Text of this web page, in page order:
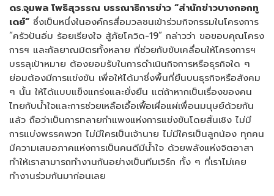
ดร.จุมพล โพธิสุวรรณ บรรณาธิการข่าว “สำนักข่าวบางกอกทู
เดย์” ซึ่งเป็นหนึ่งในองค์กรสื่อมวลชนเข้าร่วมกิจกรรมในโครงการ
“ครัวปันอิ่ม ร้อยเรียงใจ สู้ภัยโควิด-19” กล่าวว่า ขอขอบคุณโครง
การฯ และกัลยาณมิตรทั้งหลาย ที่ช่วยกับขับเคลื่อนให้โครงการฯ
บรรลุเป้าหมาย ต้องยอมรับในการดำเนินกิจการหรือธุรกิจใด ๆ
ย่อมต้องมีการแข่งขัน เพื่อให้ได้มาซึ่งพื้นที่ยืนบนธุรกิจหรือสังคม
ๆ นั้น ให้ได้แบบแข็งแกร่งและยั่งยืน แต่ถ้าหากเป็นเรื่องของคน
ไทยกับน้ำใจและการช่วยเหลือเอื้อเฟื้อเผื่อแผ่เพื่อนมนุษย์ด้วยกัน
แล้ว ถือว่าเป็นการทลายกำแพงแห่งการแข่งขันโดยสิ้นเชิง ไม่มี
การแบ่งพรรคพวก ไม่มีใครเป็นเจ้านาย ไม่มีใครเป็นลูกน้อง ทุกคน
มีความเสมอภาคแห่งการเป็นคนดีมีน้ำใจ ด้วยพลังแห่งจิตอาสา
ทำให้เราสามารถทำงานกันอย่างเป็นทีมเวิร์ก ทั้ง ๆ ที่เราไม่เคย
ทำงานร่วมกันมาก่อนเลย